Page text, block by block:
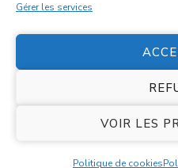
Gérer les services
VOIR LES
Politique de cookies
Politique de cookies (UE)
©2026 - Tous droits